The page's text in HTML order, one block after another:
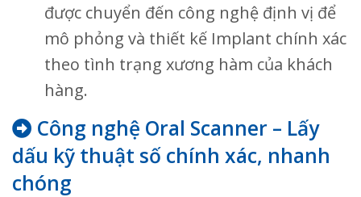
được chuyển đến công nghệ định vị để
mô phỏng và thiết kế Implant chính xác
theo tình trạng xương hàm của khách
hàng.
Công nghệ Oral Scanner – Lấy
dấu kỹ thuật số chính xác, nhanh
chóng